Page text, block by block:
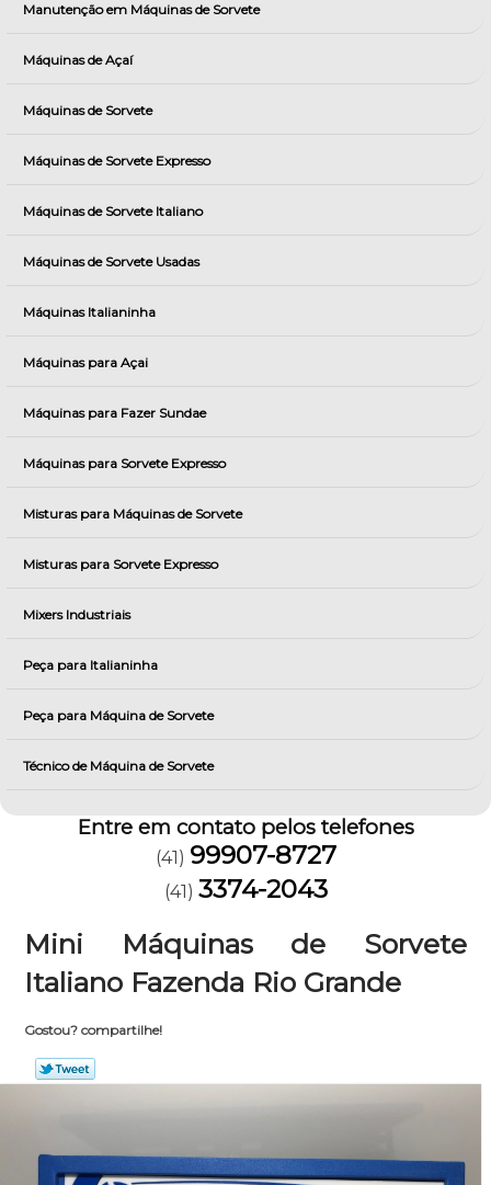
Manutenção em Máquinas de Sorvete
Máquinas de Açaí
Máquinas de Sorvete
Máquinas de Sorvete Expresso
Máquinas de Sorvete Italiano
Máquinas de Sorvete Usadas
Máquinas Italianinha
Máquinas para Açai
Máquinas para Fazer Sundae
Máquinas para Sorvete Expresso
Misturas para Máquinas de Sorvete
Misturas para Sorvete Expresso
Mixers Industriais
Peça para Italianinha
Peça para Máquina de Sorvete
Técnico de Máquina de Sorvete
Entre em contato pelos telefones
(41) 99907-8727
(41) 3374-2043
Mini Máquinas de Sorvete
Italiano Fazenda Rio Grande
Gostou? compartilhe!